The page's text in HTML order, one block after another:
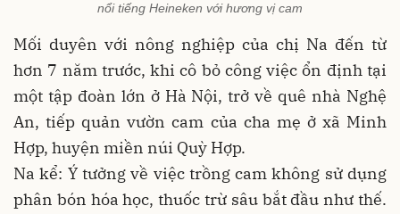
nổi tiếng Heineken với hương vị cam
Mối duyên với nông nghiệp của chị Na đến từ
hơn 7 năm trước, khi cô bỏ công việc ổn định tại
một tập đoàn lớn ở Hà Nội, trở về quê nhà Nghệ
An, tiếp quản vườn cam của cha mẹ ở xã Minh
Hợp, huyện miền núi Quỳ Hợp.
Na kể: Ý tưởng về việc trồng cam không sử dụng
phân bón hóa học, thuốc trừ sâu bắt đầu như thế.